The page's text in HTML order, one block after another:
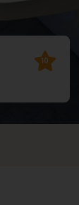
10